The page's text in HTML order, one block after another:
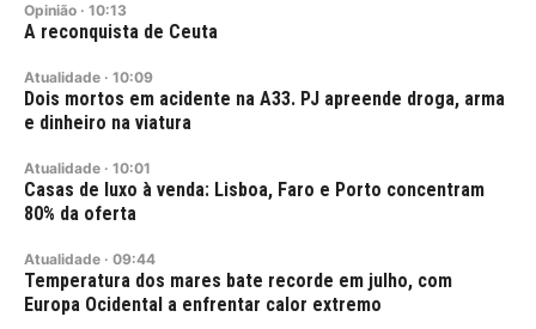
Opinião · 10:13
A reconquista de Ceuta
Atualidade · 10:09
Dois mortos em acidente na A33. PJ apreende droga, arma
e dinheiro na viatura
Atualidade · 10:01
Casas de luxo à venda: Lisboa, Faro e Porto concentram
80% da oferta
Atualidade · 09:44
Temperatura dos mares bate recorde em julho, com
Europa Ocidental a enfrentar calor extremo